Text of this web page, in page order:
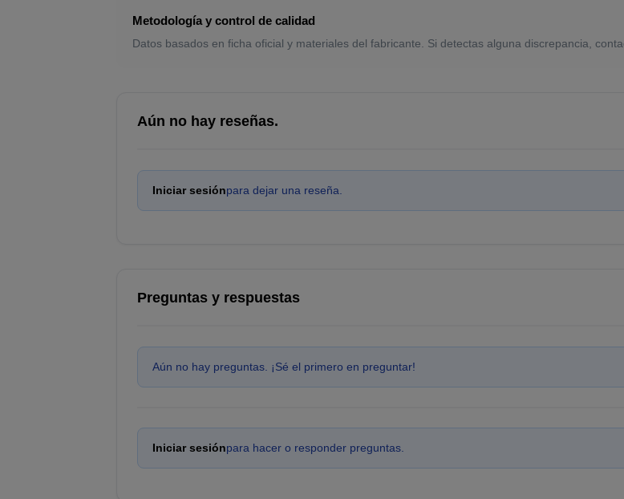
Metodología y control de calidad
Datos basados en ficha oficial y materiales del fabricante. Si detectas alguna discrepancia,
Aún no hay reseñas.
Iniciar sesiónpara dejar una reseña.
Preguntas y respuestas
Aún no hay preguntas. ¡Sé el primero en preguntar!
Iniciar sesiónpara hacer o responder preguntas.